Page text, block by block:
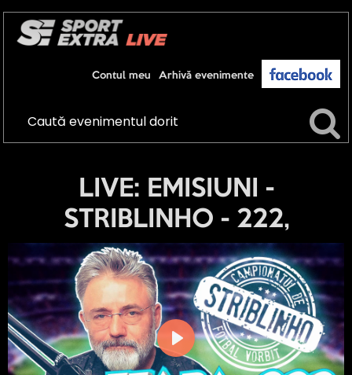
Arhivă evenimente
Contul meu
LIVE: EMISIUNI -
STRIBLINHO - 222,